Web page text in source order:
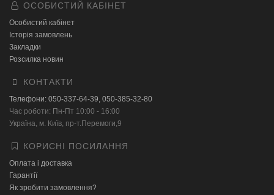
ОСОБИСТИЙ КАБІНЕТ
Особистий кабінет
Історія замовлень
Закладки
Розсилка новин
КОНТАКТИ
Телефони: 050-337-64-39, 050-385-32-80
Час роботи: Пн-Пт 10:00 - 16:00
Українa, м. Київ, пр-т.Перемоги,9
КОРИСНІ ПОСИЛАННЯ
Оплата і доставка
Гарантії
Як зробити замовлення?